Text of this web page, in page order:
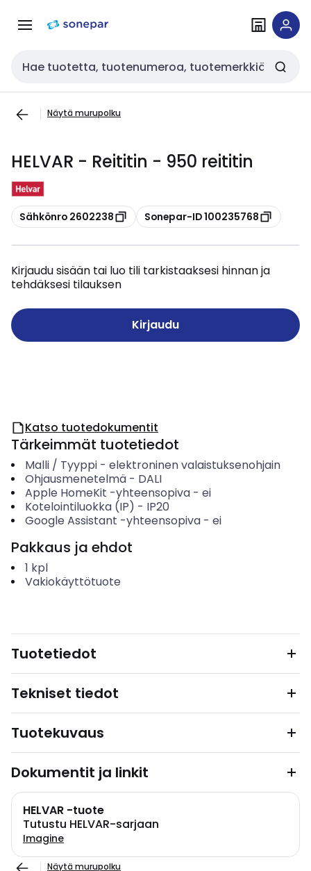
navigointiinsisältöön
Haku
Näytä murupolku
HELVAR - Reititin - 950 reititin
Kopioi
Sähkönro 2602238 Kopioi
Sonepar-ID 100235768
Kirjaudu sisään tai luo tili tarkistaaksesi hinnan ja
tehdäksesi tilauksen
Kirjaudu
Katso tuotedokumentit
Tärkeimmät tuotetiedot
Malli / Tyyppi- elektroninen valaistuksenohjain
Ohjausmenetelmä- DALI
Apple HomeKit -yhteensopiva- ei
Kotelointiluokka (IP) - IP20
Google Assistant -yhteensopiva- ei
Pakkaus ja ehdot
1 kpl
Vakiokäyttötuote
Tuotetiedot
Tekniset tiedot
Tuotekuvaus
Dokumentit ja linkit
HELVAR -tuote
Tutustu HELVAR-sarjaan
Imagine
Näytä murupolku